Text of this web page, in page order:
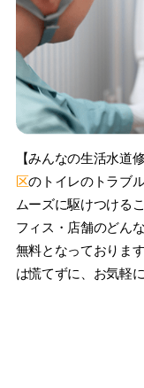
【みんなの生活水道
区のトイレのトラブ
ムーズに駆けつける
フィス・店舗のどん
無料となっておりま
は慌てずに、お気軽